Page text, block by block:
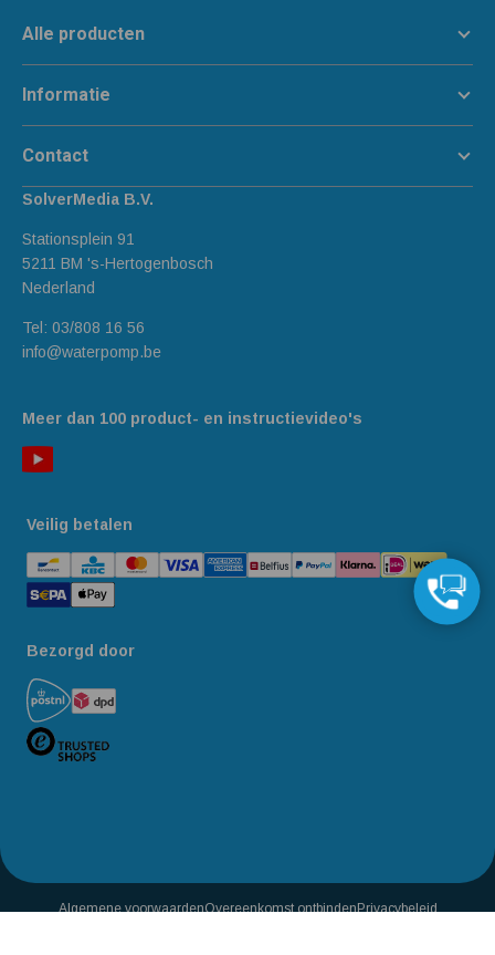
Meer dan 100 product- en instructievideo's
Alle producten
Informatie
Contact
SolverMedia B.V.
Stationsplein 91
5211 BM 's-Hertogenbosch
Nederland
Tel: 03/808 16 56
info@waterpomp.be
Veilig betalen
Bezorgd door
Algemene voorwaardenOvereenkomst ontbindenPrivacybeleid